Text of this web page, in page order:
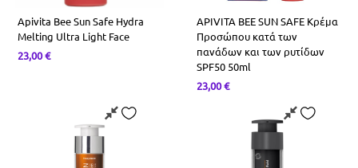
Apivita Bee Sun Safe Hydra
Melting Ultra Light Face
23,00€
APIVITA BEE SUN SAFE Κρέμα
Προσώπου κατά των
πανάδων και των ρυτίδων
SPF50 50ml
23,00€